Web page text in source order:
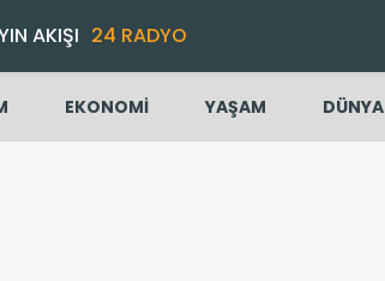
AKIŞI 24 RADYO
EKONOMİ YAŞAM DÜNYA